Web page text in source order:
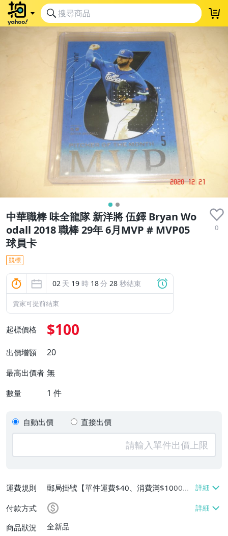
中華職棒 味全龍隊 新洋將 伍鐸 Bryan Wo
odall 2018 職棒 29年 6月MVP # MVP05
球員卡
0
競標
02 天 19 時 18分 28 秒結束
賣家可提前結束
起標價格 $100
出價增額 20
最高出價者 無
數量 1 件
自動出價 直接出價
運費規則
郵局掛號【單件運費$40、消費滿$1000免
運費】
付款方式
商品狀況
全新品